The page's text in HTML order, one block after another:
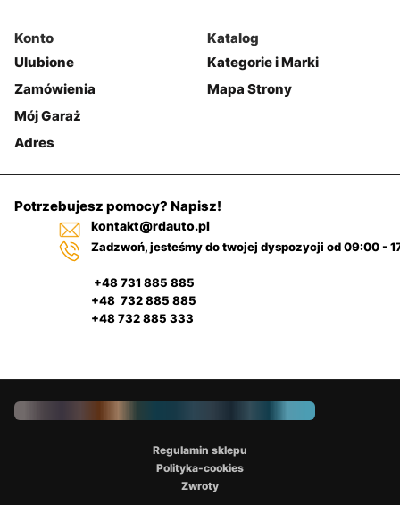
Konto
Ulubione
Zamówienia
Mój Garaż
Adres
Katalog
Kategorie i Marki
Mapa Strony
Potrzebujesz pomocy? Napisz!
kontakt@rdauto.pl
Zadzwoń, jesteśmy do twojej dyspozycji od 09:00 -
+48 731 885 885
+48 732 885 885
+48 732 885 333
Regulamin sklepu
Polityka-cookies
Zwroty